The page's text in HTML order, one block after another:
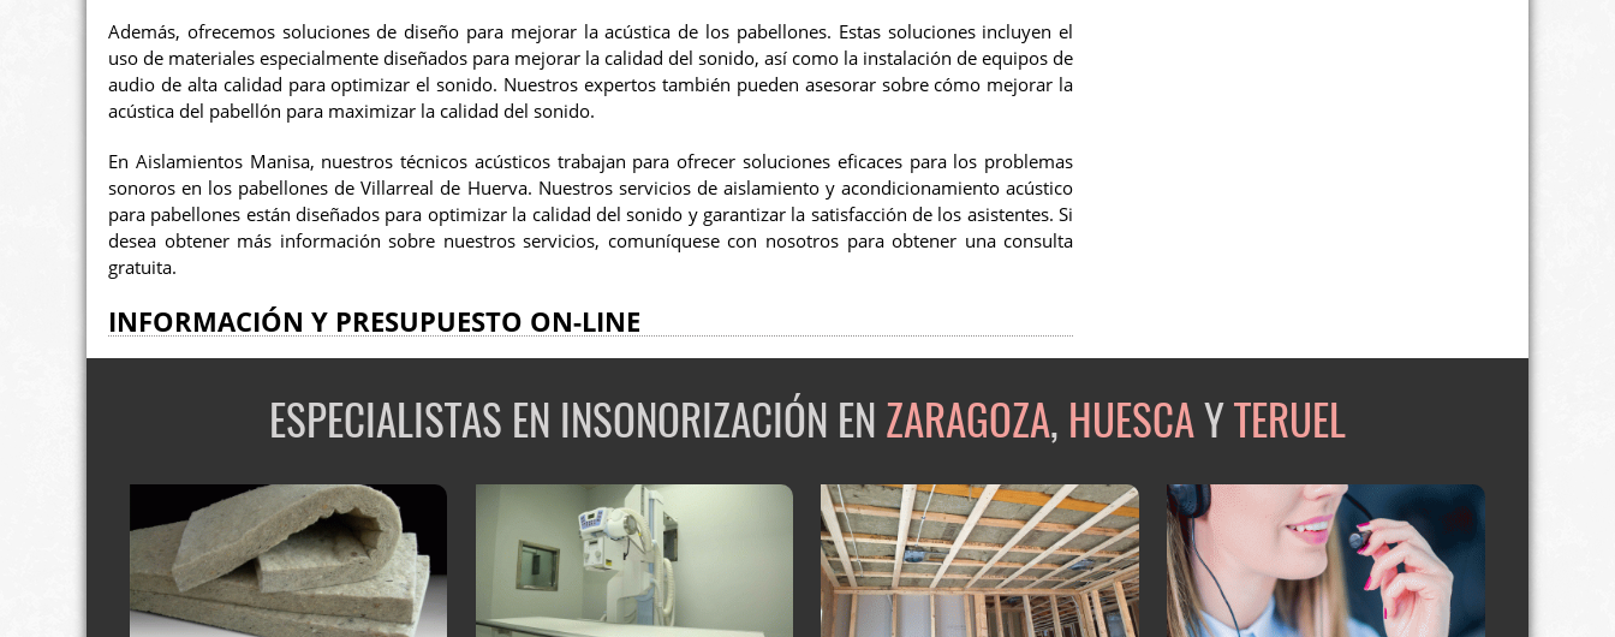
Además, ofrecemos soluciones de diseño para mejorar la acústica de los pabellones. Estas soluciones incluyen el
uso de materiales especialmente diseñados para mejorar la calidad del sonido, así como la instalación de equipos de
audio de alta calidad para optimizar el sonido. Nuestros expertos también pueden asesorar sobre cómo mejorar la
acústica del pabellón para maximizar la calidad del sonido.
En Aislamientos Manisa, nuestros técnicos acústicos trabajan para ofrecer soluciones eficaces para los problemas
sonoros en los pabellones de Villarreal de Huerva. Nuestros servicios de aislamiento y acondicionamiento acústico
para pabellones están diseñados para optimizar la calidad del sonido y garantizar la satisfacción de los asistentes. Si
desea obtener más información sobre nuestros servicios, comuníquese con nosotros para obtener una consulta
gratuita.
INFORMACIÓN Y PRESUPUESTO ON-LINE
ESPECIALISTAS EN INSONORIZACIÓN ENZARAGOZA, HUESCAYTERUEL